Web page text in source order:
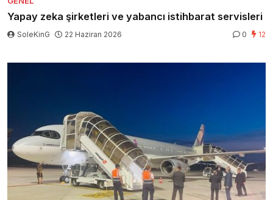
Yapay zeka şirketleri ve yabancı istihbarat servisleri
SoleKinG 22 Haziran 2026 0 12